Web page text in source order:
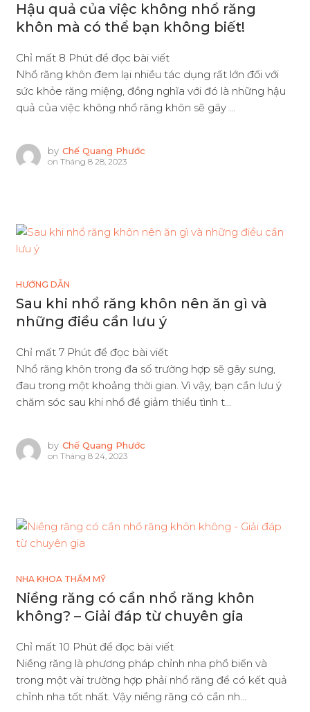
Hậu quả của việc không nhổ răng
khôn mà có thể bạn không biết!
Chỉ mất 8 Phút để đọc bài viết
Nhổ răng khôn đem lại nhiều tác dụng rất lớn đối với
sức khỏe răng miệng, đồng nghĩa với đó là những hậu
quả của việc không nhổ răng khôn sẽ gây ...
by Chế Quang Phước
on Tháng 8 28, 2023
HƯỚNG DẪN
Sau khi nhổ răng khôn nên ăn gì và
những điều cần lưu ý
Chỉ mất 7 Phút để đọc bài viết
Nhổ răng khôn trong đa số trường hợp sẽ gây sưng,
đau trong một khoảng thời gian. Vì vậy, bạn cần lưu ý
chăm sóc sau khi nhổ để giảm thiểu tình t...
by Chế Quang Phước
on Tháng 8 24, 2023
NHA KHOA THẨM MỸ
Niềng răng có cần nhổ răng khôn
không? – Giải đáp từ chuyên gia
Chỉ mất 10 Phút để đọc bài viết
Niềng răng là phương pháp chỉnh nha phổ biến và
trong một vài trường hợp phải nhổ răng để có kết quả
chỉnh nha tốt nhất. Vậy niềng răng có cần nh...